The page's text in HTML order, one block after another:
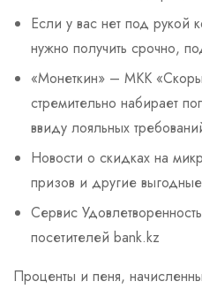
Если у вас нет под рукой
нужно получить срочно,
«Монеткин» – МКК
стремительно набирает
ввиду лояльных
Новости о скидках на
призов и другие
Сервис
посетителей bank.kz
Проценты и пеня,